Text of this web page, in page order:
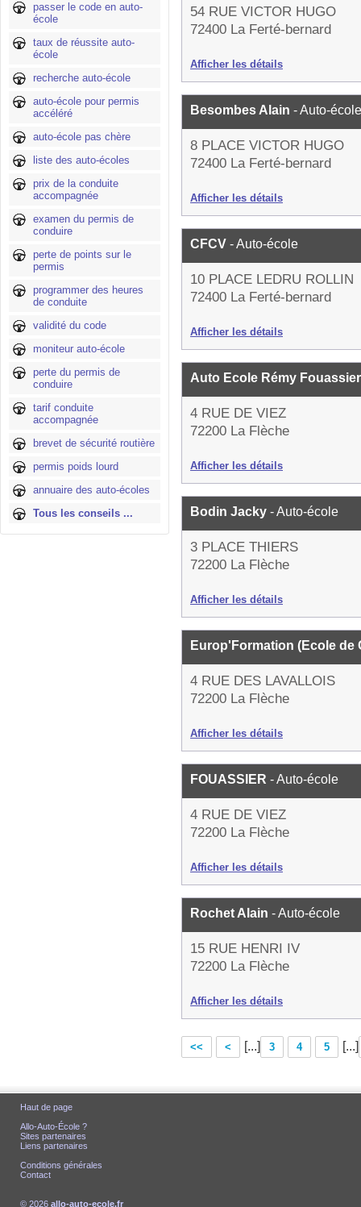
passer le code en auto-
école
taux de réussite auto-
école
recherche auto-école
auto-école pour permis
accéléré
auto-école pas chère
liste des auto-écoles
prix de la conduite
accompagnée
examen du permis de
conduire
perte de points sur le
permis
programmer des heures
de conduite
validité du code
moniteur auto-école
perte du permis de
conduire
tarif conduite
accompagnée
brevet de sécurité routière
permis poids lourd
annuaire des auto-écoles
Tous les conseils ...
54 RUE VICTOR HUGO
72400 La Ferté-bernard
Afficher les détails
Besombes Alain - Auto-école
8 PLACE VICTOR HUGO
72400 La Ferté-bernard
Afficher les détails
CFCV - Auto-école
10 PLACE LEDRU ROLLIN
72400 La Ferté-bernard
Afficher les détails
Auto Ecole Rémy
4 RUE DE VIEZ
72200 La Flèche
Afficher les détails
Bodin Jacky - Auto-école
3 PLACE THIERS
72200 La Flèche
Afficher les détails
Europ'Formation (Ecole de
4 RUE DES LAVALLOIS
72200 La Flèche
Afficher les détails
FOUASSIER - Auto-école
4 RUE DE VIEZ
72200 La Flèche
Afficher les détails
Rochet Alain - Auto-école
15 RUE HENRI IV
72200 La Flèche
Afficher les détails
<< < [...] 3 4 5 [...]
Haut de page
Allo-Auto-École ?
Sites partenaires
Liens partenaires
Conditions générales
Contact
© 2026 allo-auto-ecole.fr